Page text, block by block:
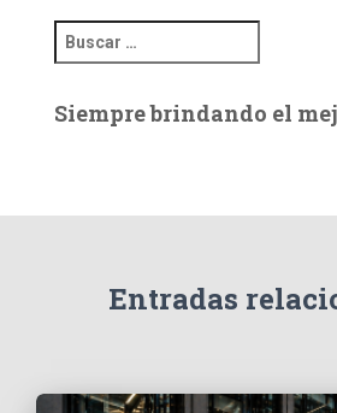
u
c
Siempre brindando el
Entradas